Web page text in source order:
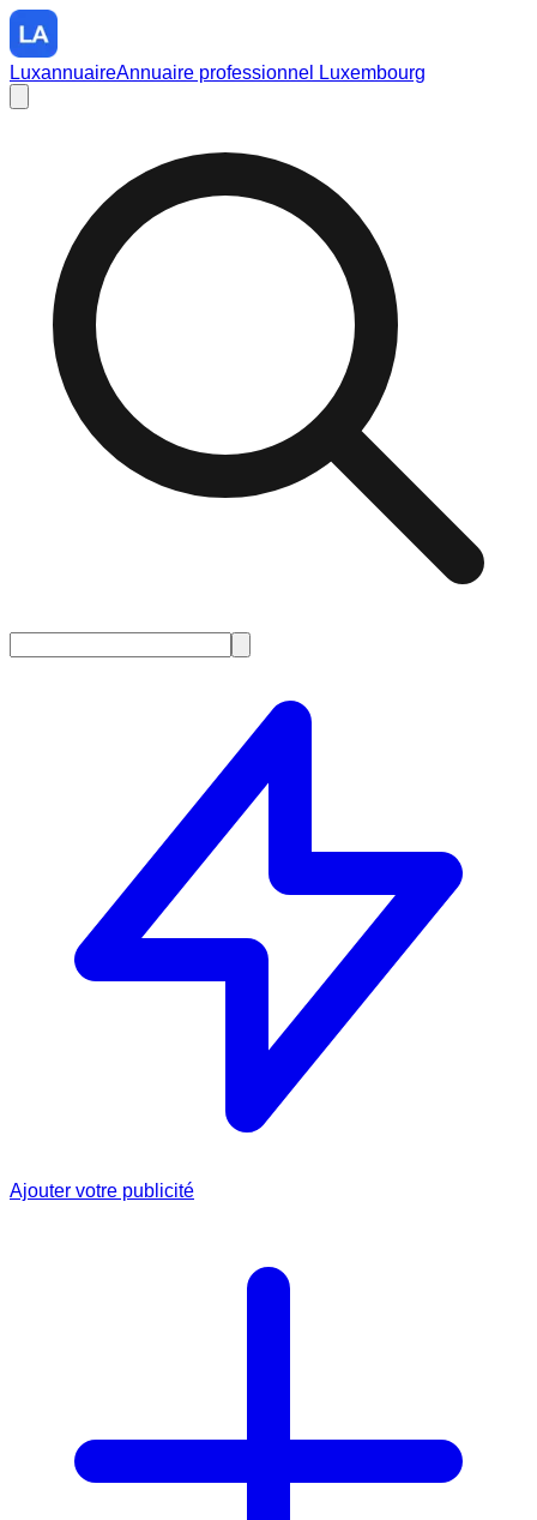
LuxannuaireAnnuaire professionnel Luxembourg
Ajouter votre publicité